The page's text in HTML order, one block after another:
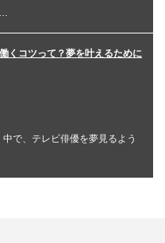
くコツって？夢を叶えるために
で、テレビ俳優を夢見るよう